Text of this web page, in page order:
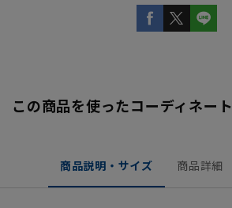
この商品を使ったコーディネート
商品説明・サイズ 商品詳細